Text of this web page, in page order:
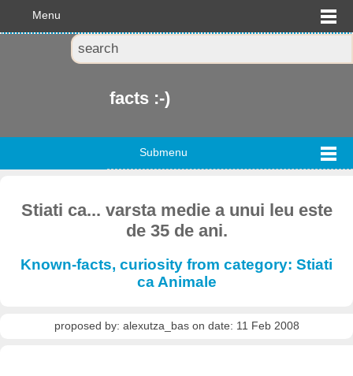
Menu
facts :-)
Submenu
Stiati ca... varsta medie a unui leu este
de 35 de ani.
Known-facts, curiosity from category: Stiati
ca Animale
proposed by: alexutza_bas on date: 11 Feb 2008